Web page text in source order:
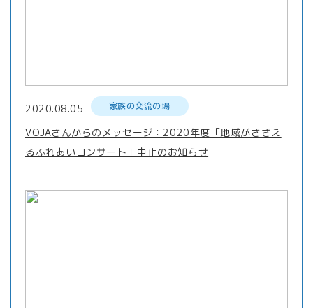
2020.08.05 家族の交流の場
VOJAさんからのメッセージ：2020年度「地域がささえ
るふれあいコンサート」中止のお知らせ